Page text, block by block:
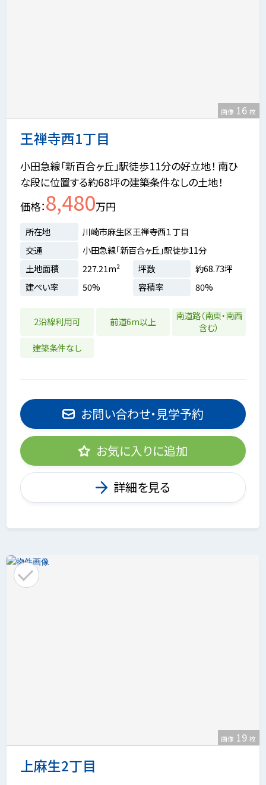
王禅寺西1丁目
画像 16 枚
小田急線「新百合ヶ丘」駅徒歩11分の好立地！ 南ひ
な段に位置する約68坪の建築条件なしの土地！
価格 8,480万円
所在地
川崎市麻生区王禅寺西１丁目
交通
小田急線「新百合ヶ丘」駅徒歩11分
土地面積
227.21m² 坪数
約68.73坪
建ぺい率
50% 容積率 80%
2沿線利用可 前道6m以上
南道路（南東・南西
含む）
建築条件なし
お問い合わせ・見学予約
お気に入りに追加
詳細を見る
上麻生2丁目
画像 19 枚